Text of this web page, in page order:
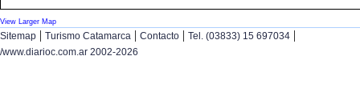
View Larger Map
Sitemap | Turismo Catamarca | Contacto | Tel. (03833) 15 697034 |
/www.diarioc.com.ar 2002-2026